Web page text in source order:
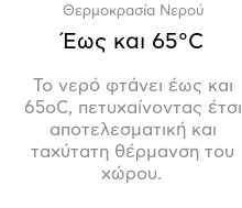
Θερμοκρασία Νερού
Έως και 65°C
Το νερό φτάνει έως και
65οC, πετυχαίνοντας έτσι
αποτελεσματική και
ταχύτατη θέρμανση του
χώρου.